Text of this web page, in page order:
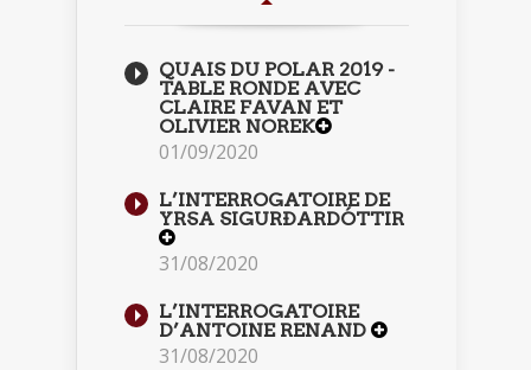
QUAIS DU POLAR 2019 -
TABLE RONDE AVEC
CLAIRE FAVAN ET
OLIVIER NOREK
01/09/2020
L’INTERROGATOIRE DE
YRSA SIGURÐARDÓTTIR
31/08/2020
L’INTERROGATOIRE
D’ANTOINE RENAND
31/08/2020